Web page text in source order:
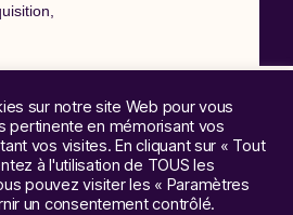
sur notre site Web pour vous
pertinente en mémorisant vos
vos visites. En cliquant sur « Tout
à l'utilisation de TOUS les
pouvez visiter les « Paramètres
un consentement contrôlé.